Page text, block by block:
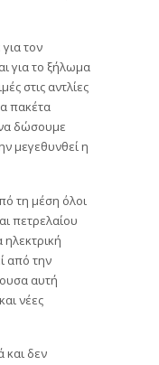
τον
για το ξήλωμα
στις αντλίες
πακέτα
δώσουμε
μεγεθυνθεί η
τη μέση όλοι
πετρελαίου
από την
αυτή
νέες
και δεν